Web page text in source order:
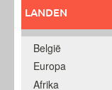
LANDEN
België
Europa
Afrika